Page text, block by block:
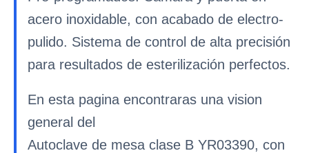
acero inoxidable, con acabado de electro-
pulido. Sistema de control de alta precisión
para resultados de esterilización perfectos.
En esta pagina encontraras una vision
general del
Autoclave de mesa clase B YR03390, con